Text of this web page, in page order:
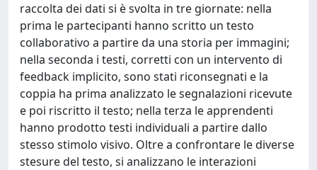
raccolta dei dati si è svolta in tre giornate: nella
prima le partecipanti hanno scritto un testo
collaborativo a partire da una storia per immagini;
nella seconda i testi, corretti con un intervento di
feedback implicito, sono stati riconsegnati e la
coppia ha prima analizzato le segnalazioni ricevute
e poi riscritto il testo; nella terza le apprendenti
hanno prodotto testi individuali a partire dallo
stesso stimolo visivo. Oltre a confrontare le diverse
stesure del testo, si analizzano le interazioni